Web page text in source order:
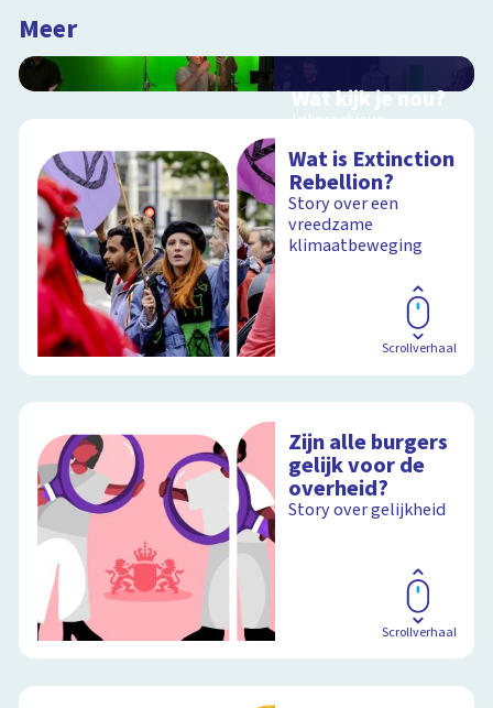
Meer
Wat kijk je nou?
Interactieve
en video
Schoolplaat
Wat is Extinction
Rebellion?
Story over een
vreedzame
klimaatbeweging
Scrollverhaal
Zijn alle burgers
gelijk voor de
overheid?
Story over gelijkheid
Scrollverhaal